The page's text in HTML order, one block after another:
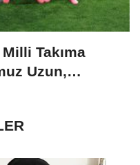
Takıma
Uzun,